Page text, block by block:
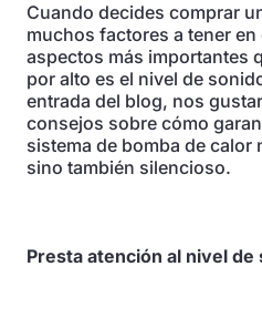
Cuando decides comprar
muchos factores a tener
aspectos más importantes
por alto es el nivel de
entrada del blog, nos
consejos sobre cómo
sistema de bomba de calor
sino también silencioso.
Presta atención al nivel de